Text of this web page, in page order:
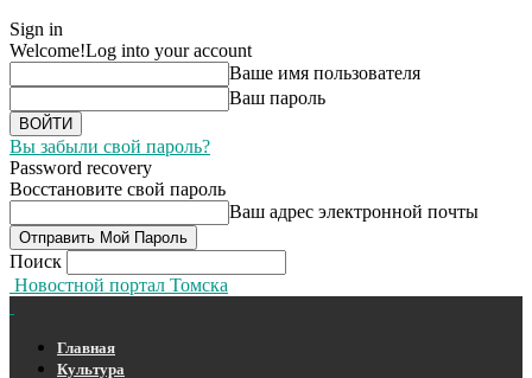
Sign in
Welcome!Log into your account
Ваше имя пользователя
Ваш пароль
Вы забыли свой пароль?
Password recovery
Восстановите свой пароль
Ваш адрес электронной почты
Поиск
Новостной портал Томска
Главная
Культура